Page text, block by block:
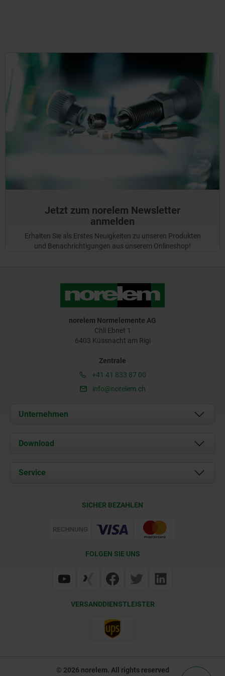
Jetzt zum norelem Newsletter
anmelden
Erhalten Sie als Erstes Neuigkeiten zu unseren Produkten
und Benachrichtigungen aus unserem Onlineshop!
norelem Normelemente AG
Chli Ebnet 1
6403 Küssnacht am Rigi
Zentrale
+41 41 833 87 00
info@norelem.ch
Unternehmen
Über uns
Kontakt
Download
Dokumente
Service
SICHER BEZAHLEN
FOLGEN SIE UNS
VERSANDDIENSTLEISTER
© 2026 norelem. All rights reserved